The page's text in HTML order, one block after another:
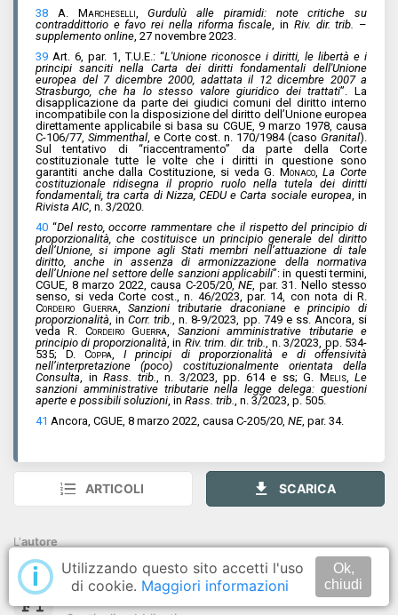
38
A. Marcheselli ,Gurdulù alle piramidi: note critiche su
contraddittorio e favo rei nella riforma fiscale , in Riv. dir. trib.
–
supplemento online , 27 novembre 2023.
39 Art. 6, par. 1, T.U.E.: “L'Unione riconosce i diritti, le libertà e i
principi sanciti nella Carta dei diritti fondamentali dell'Unione
europea del 7 dicembre 2000, adattata il 12 dicembre 2007 a
Strasburgo, che ha lo stesso valore giuridico dei trattati”. La
disapplicazione da parte dei giudici comuni del diritto interno
incompatibile con la disposizione del diritto dell’Unione europea
direttamente applicabile si basa su CGUE, 9 marzo 1978, causa
C-106/77, Simmenthal , e Corte cost. n. 170/1984 (caso Granital).
Sul tentativo di “riaccentramento” da parte della Corte
costituzionale tutte le volte che i diritti in questione sono
garantiti anche dalla Costituzione, si vedaG. Monaco,La Corte
costituzionale ridisegna il proprio ruolo nella tutela dei diritti
fondamentali, tra carta di Nizza, CEDU e Carta sociale europea , in
Rivista AIC , n. 3/2020.
40 “Del resto, occorre rammentare che il rispetto del principio di
proporzionalità, che costituisce un principio generale del diritto
dell’Unione, si impone agli Stati membri nell’attuazione di tale
diritto, anche in assenza di armonizzazione della normativa
dell’Unione nel settore delle sanzioni applicabili”: in questi termini,
CGUE, 8 marzo 2022, causa C-205/20, NE, par. 31. Nello stesso
senso, si veda Corte cost., n. 46/2023, par. 14, con nota di R.
Cordeiro Guerra ,Sanzioni tributarie draconiane e principio di
proporzionalità , inCorr. trib.
, n. 8-9/2023, pp. 749 e ss. Ancora, si
veda R.
Cordeiro Guerra
Sanzioni amministrative tributarie e
principio di proporzionalità , in Riv. trim. dir. trib.
, n. 3/2023, pp. 534-
535;D. Coppa ,I principi di proporzionalità e di offensività
nell’interpretazione (poco) costituzionalmente orientata della
Consulta , in Rass. trib. , n. 3/2023, pp. 614 e ss; G. Melis, Le
sanzioni amministrative tributarie nella legge delega: questioni
aperte e possibili soluzioni , in Rass. trib. , n. 3/2023, p. 505.
41 Ancora, CGUE, 8 marzo 2022, causa C-205/20, NE, par. 34.
ARTICOLI SCARICA
L'autore
TumbioloFrancesco
i
Utilizzando questo sito accetti l'uso
di cookie. Maggiori informazioni
Ok,
chiudi